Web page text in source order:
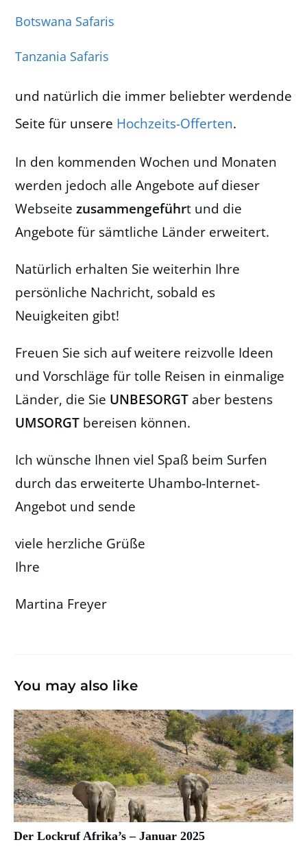
Botswana Safaris
Tanzania Safaris
und natürlich die immer beliebter werdende
Seite für unsere Hochzeits-Offerten.
In den kommenden Wochen und Monaten
werden jedoch alle Angebote auf dieser
Webseite zusammengeführt und die
Angebote für sämtliche Länder erweitert.
Natürlich erhalten Sie weiterhin Ihre
persönliche Nachricht, sobald es
Neuigkeiten gibt!
Freuen Sie sich auf weitere reizvolle Ideen
und Vorschläge für tolle Reisen in einmalige
Länder, die Sie UNBESORGT aber bestens
UMSORGT bereisen können.
Ich wünsche Ihnen viel Spaß beim Surfen
durch das erweiterte Uhambo-Internet-
Angebot und sende
viele herzliche Grüße
Ihre
Martina Freyer
You may also like
Der Lockruf Afrika’s – Januar 2025